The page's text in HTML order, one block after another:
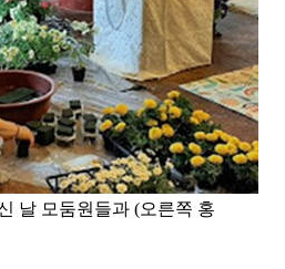
날 모둠원들과 (오른쪽 홍